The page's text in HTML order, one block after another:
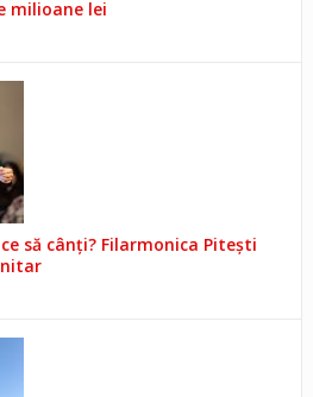
milioane lei
să cânți? Filarmonica Pitești